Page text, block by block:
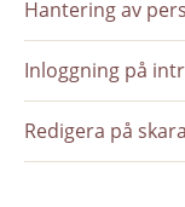
Hantering av
Inloggning på
Redigera på